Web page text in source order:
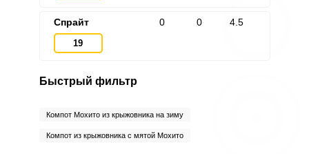
Спрайт
19
0 0 4.5
Быстрый фильтр
Компот Мохито из крыжовника на зиму
Компот из крыжовника с мятой Мохито